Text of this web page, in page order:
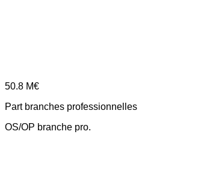
50.8 M€
Part branches professionnelles
OS/OP branche pro.